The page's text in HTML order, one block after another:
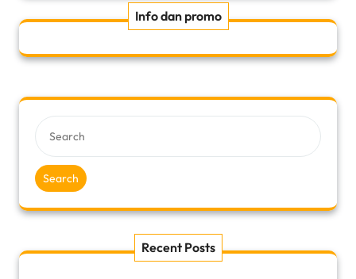
Info dan promo
Search
Recent Posts